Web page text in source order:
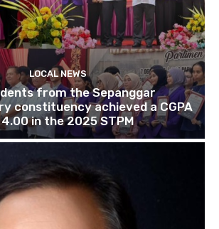
LOCAL NEWS
from the Sepanggar
constituency achieved a CGPA
in the 2025 STPM